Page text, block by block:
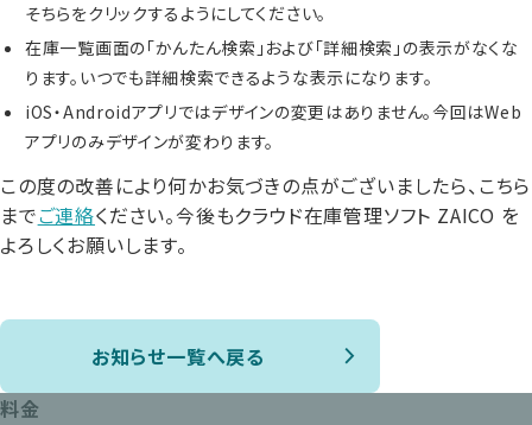
そちらをクリックするようにしてください。
在庫一覧画面の「かんたん検索」および「詳細検索」の表示がなくな
ります。いつでも詳細検索できるような表示になります。
iOS・Androidアプリではデザインの変更はありません。今回はWeb
アプリのみデザインが変わります。
この度の改善により何かお気づきの点がございましたら、こちら
までご連絡ください。今後もクラウド在庫管理ソフト ZAICO を
よろしくお願いします。
お知らせ一覧へ戻る
料金